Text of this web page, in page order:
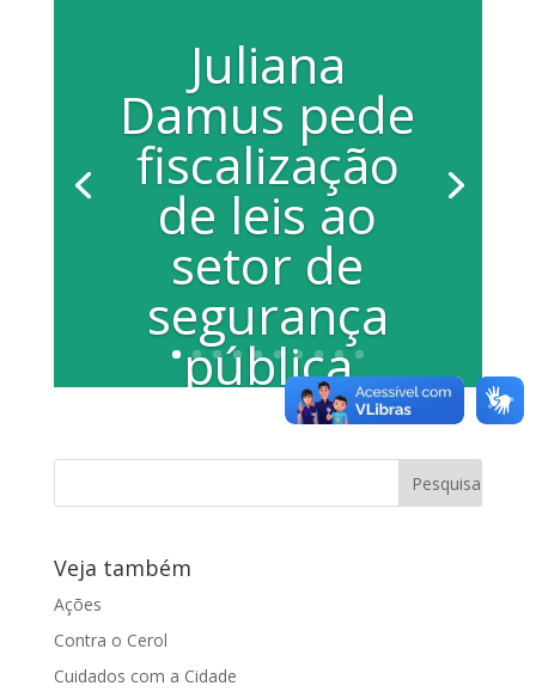
Juliana
Damus pede
fiscalização
de leis ao
setor de
segurança
pública
Por Paula Cardoso “Criamos leis diante
Veja também
Ações
Contra o Cerol
Cuidados com a Cidade